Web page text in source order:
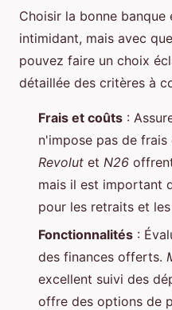
Choisir la bonne
intimidant, mais avec
pouvez faire un choix
détaillée des critères à
Frais et coûts :
n'impose pas de frais
Revolut et N26
mais il est important
pour les retraits et
Fonctionnalités :
des finances offerts.
excellent suivi des
offre des options de